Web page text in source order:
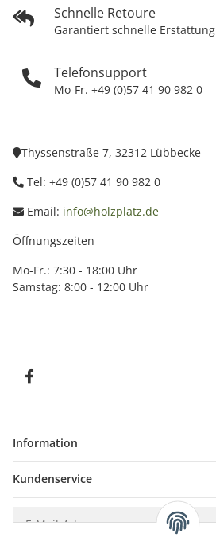
Schnelle Retoure
Garantiert schnelle Erstattung
Telefonsupport
Mo-Fr. +49 (0)57 41 90 982 0
Thyssenstraße 7, 32312 Lübbecke
Tel: +49 (0)57 41 90 982 0
Email: info@holzplatz.de
Öffnungszeiten
Mo-Fr.: 7:30 - 18:00 Uhr
Samstag: 8:00 - 12:00 Uhr
Information
Kundenservice